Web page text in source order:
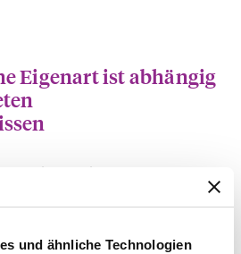
und ähnliche Technologien
Eigenart ist abhängig
gleichwohl
zu verneinen, wenn der